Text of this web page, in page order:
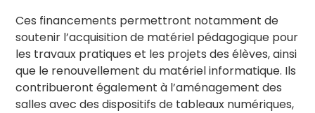
Ces financements permettront notamment de
soutenir l’acquisition de matériel pédagogique pour
les travaux pratiques et les projets des élèves, ainsi
que le renouvellement du matériel informatique. Ils
contribueront également à l’aménagement des
salles avec des dispositifs de tableaux numériques,